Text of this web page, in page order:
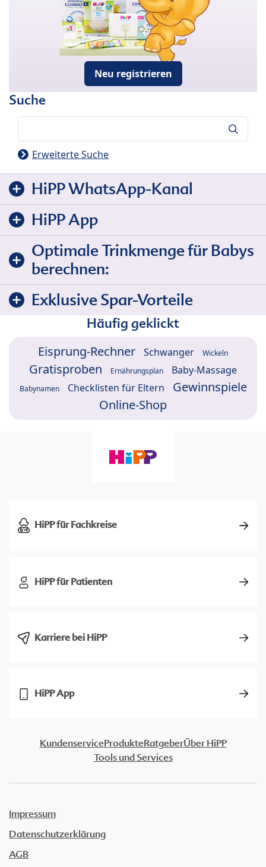
Neu registrieren
Suche
Erweiterte Suche
HiPP WhatsApp-Kanal
HiPP App
Optimale Trinkmenge für Babys
berechnen:
Exklusive Spar-Vorteile
Häufig geklickt
Eisprung-Rechner Schwanger Wickeln
Gratisproben Ernährungsplan Baby-Massage
Babynamen Checklisten für Eltern
Gewinnspiele
Online-Shop
HiPP für Fachkreise
HiPP für Patienten
Karriere bei HiPP
HiPP App
KundenserviceProdukteRatgeberÜber HiPP
Tools und Services
Impressum
Datenschutzerklärung
AGB